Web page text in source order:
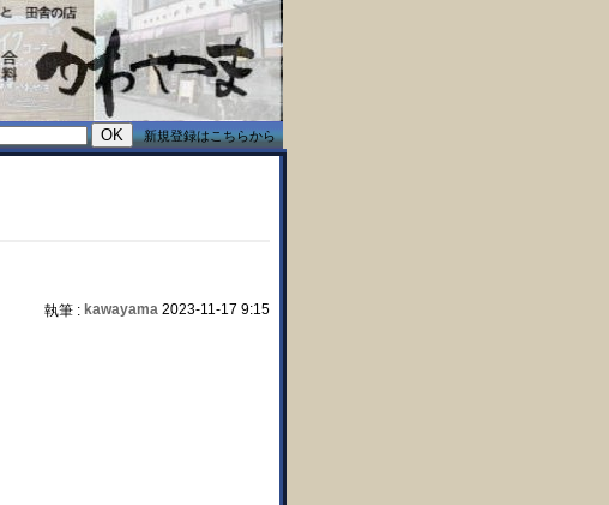
新規登録はこちらから
執筆 : kawayama 2023-11-17 9:15